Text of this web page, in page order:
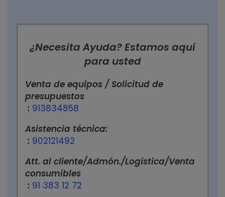
¿Necesita Ayuda? Estamos aquí
para usted
Venta de equipos / Solicitud de
presupuestos
: 913834858
Asistencia técnica:
: 902121492
Att. al cliente/Admón./Logística/Venta
consumibles
: 91 383 12 72